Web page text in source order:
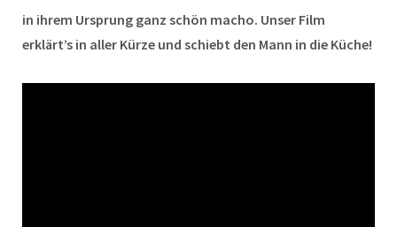
in ihrem Ursprung ganz schön macho. Unser Film
erklärt’s in aller Kürze und schiebt den Mann in die Küche!